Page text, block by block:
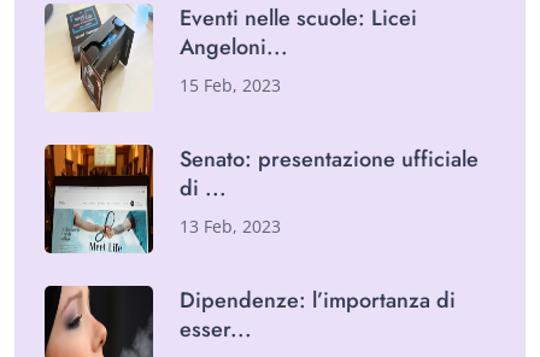
Eventi nelle scuole: Licei
Angeloni
15 Feb, 2023
Senato: presentazione ufficiale
di
13 Feb, 2023
Dipendenze: l’importanza di
esser